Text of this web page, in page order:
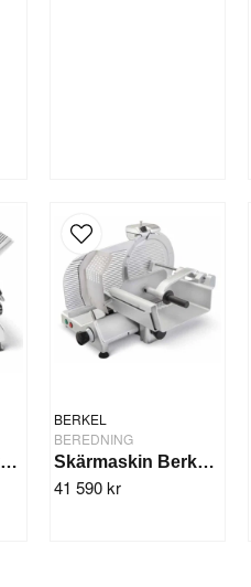
Skärmaskin Berkel 350GM
BERKEL
BEREDNING
Skärmaskin Berkel 350SM
41 590 kr